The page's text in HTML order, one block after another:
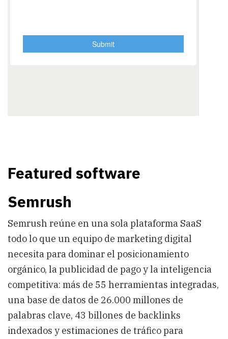
Featured software
Semrush
Semrush reúne en una sola plataforma SaaS
todo lo que un equipo de marketing digital
necesita para dominar el posicionamiento
orgánico, la publicidad de pago y la inteligencia
competitiva: más de 55 herramientas integradas,
una base de datos de 26.000 millones de
palabras clave, 43 billones de backlinks
indexados y estimaciones de tráfico para